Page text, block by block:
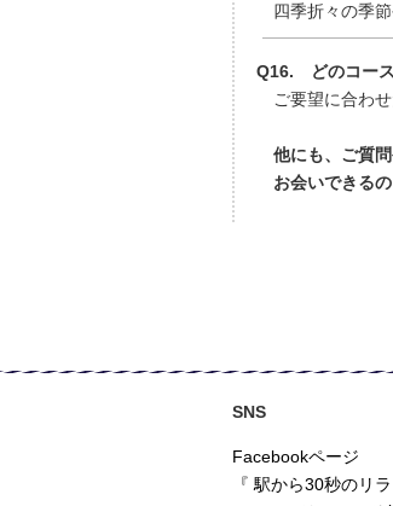
四季折々の季節
Q16. どのコース
ご要望に合わせ
他にも、ご質
お会いできるの
SNS
Facebookページ
『 駅から30秒のリ